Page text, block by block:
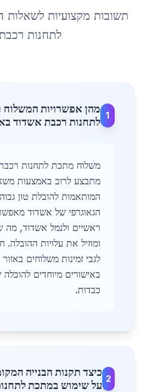
תשובות מקצועיות לשאלות
לתחנות
1
מהן אפשרויות
לתחנות רכבת אשדוד
משלוח מתכת לתחנות
מתבצע לרוב באמצעות
המותאמות להובלת טון
הגאוגרפי של אשדוד
ראשיים ולנמל אשדוד, מה
ומוזיל את עלויות
לגבי זמינות משלוחים
באישורים מיוחדים
כבדות.
2
כיצד תקנות הבנייה
על שימוש במתכת